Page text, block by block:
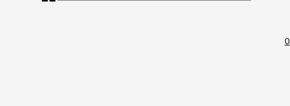
0